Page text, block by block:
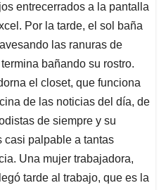
entrecerrados a la pantalla
Por la tarde, el sol baña
las ranuras de
bañando su rostro.
el closet, que funciona
de las noticias del día, de
de siempre y su
casi palpable a tantas
Una mujer trabajadora,
tarde al trabajo, que es la